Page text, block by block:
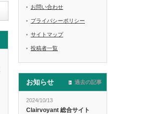
お問い合わせ
プライバシーポリシー
サイトマップ
投稿者一覧
お知らせ
2024/10/13
Clairvoyant 総合サイト
過去の記事